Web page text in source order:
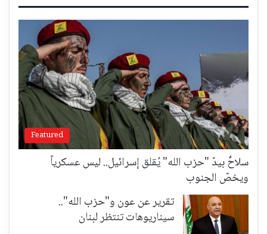
Featured
سلاحٌ بيدّ "حزب الله" يُقلق إسرائيل.. ليس عسكرياً
ويخصّ الجنوب
تقرير عن عون و"حزب الله"..
سيناريوهات تنتظر لبنان